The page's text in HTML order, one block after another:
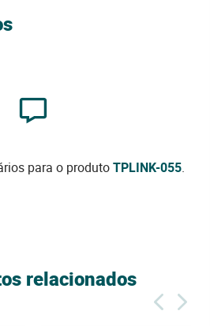
para o produtoTPLINK-055.
relacionados